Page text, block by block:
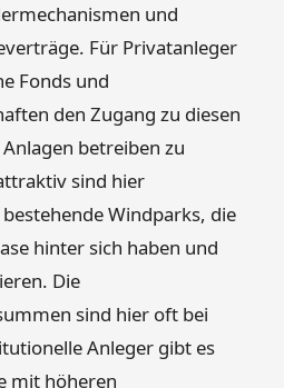
und
Für Privatanleger
Fonds und
den Zugang zu diesen
betreiben zu
sind hier
Windparks, die
hinter sich haben und
Die
sind hier oft bei
Anleger gibt es
mit höheren